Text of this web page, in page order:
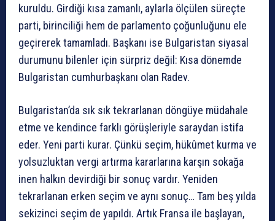
kuruldu. Girdiği kısa zamanlı, aylarla ölçülen süreçte
parti, birinciliği hem de parlamento çoğunluğunu ele
geçirerek tamamladı. Başkanı ise Bulgaristan siyasal
durumunu bilenler için sürpriz değil: Kısa dönemde
Bulgaristan cumhurbaşkanı olan Radev.
Bulgaristan’da sık sık tekrarlanan döngüye müdahale
etme ve kendince farklı görüşleriyle saraydan istifa
eder. Yeni parti kurar. Çünkü seçim, hükûmet kurma ve
yolsuzluktan vergi artırma kararlarına karşın sokağa
inen halkın devirdiği bir sonuç vardır. Yeniden
tekrarlanan erken seçim ve aynı sonuç… Tam beş yılda
sekizinci seçim de yapıldı. Artık Fransa ile başlayan,